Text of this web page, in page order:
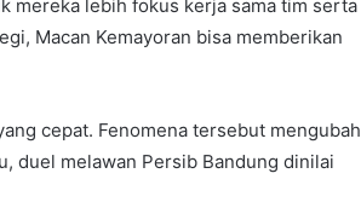
mereka lebih fokus kerja sama tim serta
Macan Kemayoran bisa memberikan
cepat. Fenomena tersebut mengubah
duel melawan Persib Bandung dinilai